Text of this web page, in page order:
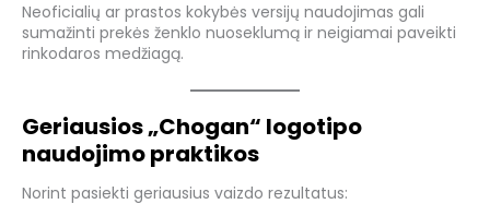
Neoficialių ar prastos kokybės versijų naudojimas gali
sumažinti prekės ženklo nuoseklumą ir neigiamai paveikti
rinkodaros medžiagą.
Geriausios „Chogan“ logotipo
naudojimo praktikos
Norint pasiekti geriausius vaizdo rezultatus: